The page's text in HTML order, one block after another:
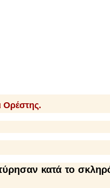
Ορέστης.
κατά το